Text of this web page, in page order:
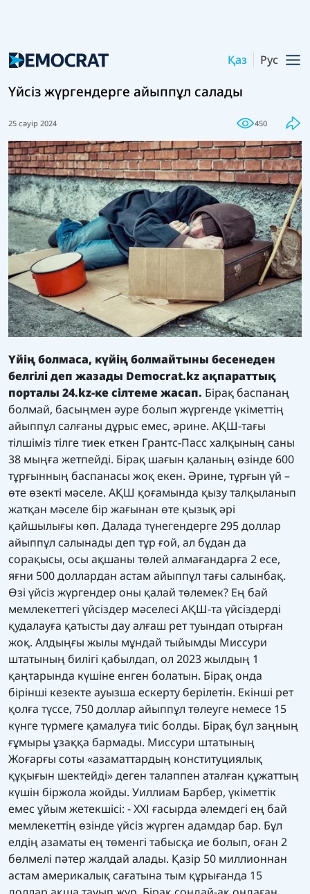
Қаз Рус
Үйсіз жүргендерге айыппұл салады
25 сәуір 2024 450
Үйің болмаса, күйің болмайтыны бесенеден
белгілідеп жазады Democrat.kzақпараттық
порталы 24.kz-ке сілтеме жасап. Бірақ баспанаң
болмай, басыңмен әуре болып жүргенде үкіметтің
айыппұл салғаны дұрыс емес, әрине. АҚШ-тағы
тілшіміз тілге тиек еткен Грантс-Пасс халқының саны
38 мыңға жетпейді. Бірақ шағын қаланың өзінде 600
тұрғынның баспанасы жоқ екен. Әрине, тұрғын үй –
өте өзекті мәселе. АҚШ қоғамында қызу талқыланып
жатқан мәселе бір жағынан өте қызық әрі
қайшылығы көп. Далада түнегендерге 295 доллар
айыппұл салынады деп тұр ғой, ал бұдан да
сорақысы, осы ақшаны төлей алмағандарға 2 есе,
яғни 500 доллардан астам айыппұл тағы салынбақ.
Өзі үйсіз жүргендер оны қалай төлемек? Ең бай
мемлекеттегі үйсіздер мәселесі АҚШ-та үйсіздерді
қудалауға қатысты дау алғаш рет туындап отырған
жоқ. Алдыңғы жылы мұндай тыйымды Миссури
штатының билігі қабылдап, ол 2023 жылдың 1
қаңтарында күшіне енген болатын. Бірақ онда
бірінші кезекте ауызша ескерту берілетін. Екінші рет
қолға түссе, 750 доллар айыппұл төлеуге немесе 15
күнге түрмеге қамалуға тиіс болды. Бірақ бұл заңның
ғұмыры ұзаққа бармады. Миссури штатының
Жоғарғы соты «азаматтардың конституциялық
құқығын шектейді» деген талаппен аталған құжаттың
күшін біржола жойды. Уиллиам Барбер, үкіметтік
емес ұйым жетекшісі: - ХХІ ғасырда әлемдегі ең бай
мемлекеттің өзінде үйсіз жүрген адамдар бар. Бұл
елдің азаматы ең төменгі табысқа ие болып, оған 2
бөлмелі пәтер жалдай алады. Қазір 50 миллионнан
астам америкалық сағатына тым құрығанда 15